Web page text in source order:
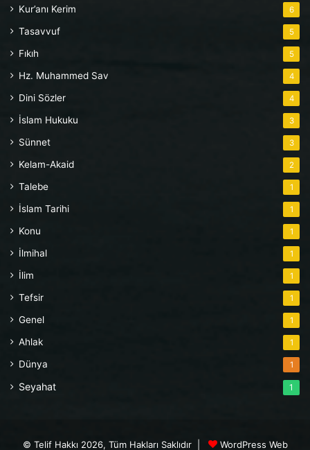
Kur’anı Kerim 6
Tasavvuf 5
Fıkıh 5
Hz. Muhammed Sav 4
Dini Sözler 4
İslam Hukuku 3
Sünnet 3
Kelam-Akaid 2
Talebe 1
İslam Tarihi 1
Konu 1
İlmihal 1
İlim 1
Tefsir 1
Genel 1
Ahlak 1
Dünya 1
Seyahat 1
© Telif Hakkı 2026, Tüm Hakları Saklıdır | WordPress Web